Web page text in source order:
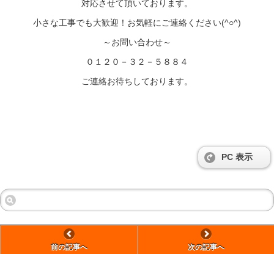
対応させて頂いております。
小さな工事でも大歓迎！お気軽にご連絡ください(^○^)
～お問い合わせ～
０１２０－３２－５８８４
ご連絡お待ちしております。
PC 表示
前の記事へ 次の記事へ